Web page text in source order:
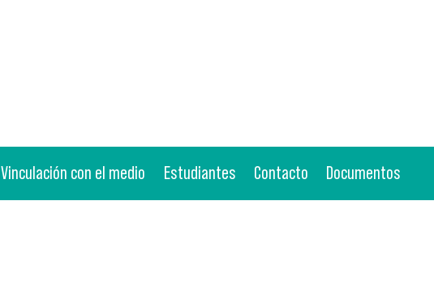
Vinculación con el medio Estudiantes Contacto Documentos